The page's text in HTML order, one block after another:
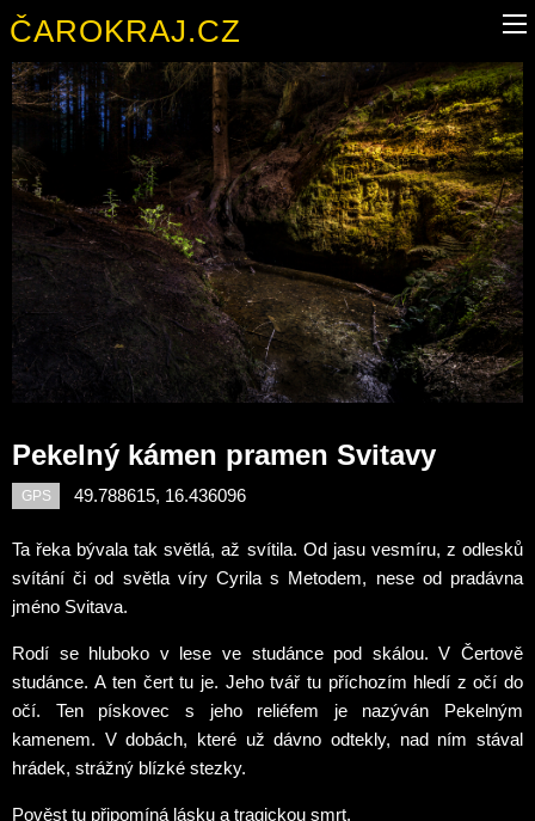
ČAROKRAJ.CZ
Pekelný kámen pramen Svitavy
GPS 49.788615, 16.436096
Ta řeka bývala tak světlá, až svítila. Od jasu vesmíru, z odlesků
svítání či od světla víry Cyrila s Metodem, nese od pradávna
jméno Svitava.
Rodí se hluboko v lese ve studánce pod skálou. V Čertově
studánce. A ten čert tu je. Jeho tvář tu příchozím hledí z očí do
očí. Ten pískovec s jeho reliéfem je nazýván Pekelným
kamenem. V dobách, které už dávno odtekly, nad ním stával
hrádek, strážný blízké stezky.
Pověst tu připomíná lásku a tragickou smrt.